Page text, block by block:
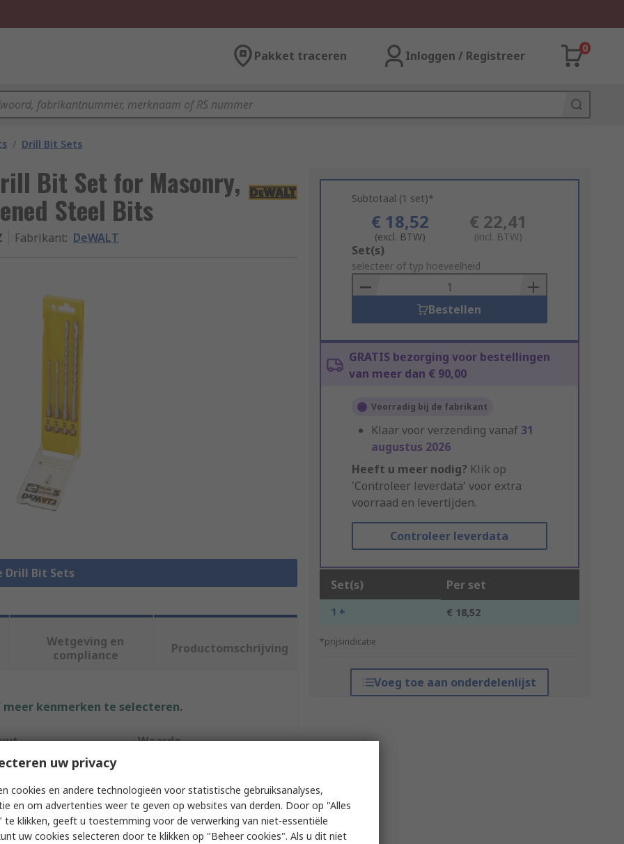
Pakket traceren Inloggen / Registreer
0
/ Drill Bit Sets
Bit Set for Masonry,
Steel Bits
Fabrikant: DeWALT
Drill Bit Sets
Subtotaal (1 set)*
€ 18,52
(excl. BTW)
€ 22,41
(incl. BTW)
Add
to
Basket
Set(s)
selecteer of typ hoeveelheid
Bestellen
GRATIS bezorging voor bestellingen
van meer dan € 90,00
Voorradig bij de fabrikant
Klaar voor verzending vanaf31
augustus 2026
Heeft u meer nodig? Klik op
'Controleer leverdata' voor extra
voorraad en levertijden.
Controleer leverdata
Set(s) Per set
1 + € 18,52
*prijsindicatie
Voeg toe aan onderdelenlijst
Wetgeving en
compliance
Productomschrijving
kenmerken te selecteren.
Waarde
Drill Bit Set
Masonry
uw privacy
cookies en andere technologieën voor statistische gebruiksanalyses,
en om advertenties weer te geven op websites van derden. Door op "Alles
te klikken, geeft u toestemming voor de verwerking van niet-essentiële
uw cookies selecteren door te klikken op "Beheer cookies". Als u dit niet